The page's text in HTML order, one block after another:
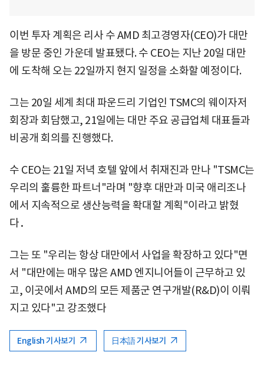
이번 투자 계획은 리사 수 AMD 최고경영자(CEO)가 대만
을 방문 중인 가운데 발표됐다. 수 CEO는 지난 20일 대만
에 도착해 오는 22일까지 현지 일정을 소화할 예정이다.
그는 20일 세계 최대 파운드리 기업인 TSMC의 웨이자저
회장과 회담했고, 21일에는 대만 주요 공급업체 대표들과
비공개 회의를 진행했다.
수 CEO는 21일 저녁 호텔 앞에서 취재진과 만나 "TSMC는
우리의 훌륭한 파트너"라며 "향후 대만과 미국 애리조나
에서 지속적으로 생산능력을 확대할 계획"이라고 밝혔
다．
그는 또 "우리는 항상 대만에서 사업을 확장하고 있다"면
서 "대만에는 매우 많은 AMD 엔지니어들이 근무하고 있
고, 이곳에서 AMD의 모든 제품군 연구개발(R&D)이 이뤄
지고 있다"고 강조했다
English 기사보기 日本語 기사보기